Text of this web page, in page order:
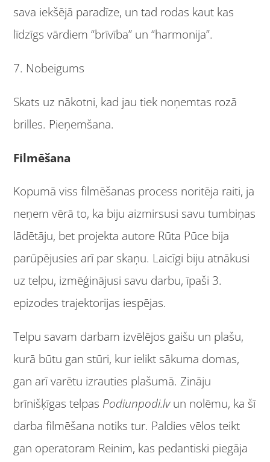
sava iekšējā paradīze, un tad rodas kaut kas
līdzīgs vārdiem “brīvība” un “harmonija”.
7. Nobeigums
Skats uz nākotni, kad jau tiek noņemtas rozā
brilles. Pieņemšana.
Filmēšana
Kopumā viss filmēšanas process noritēja raiti, ja
neņem vērā to, ka biju aizmirsusi savu tumbiņas
lādētāju, bet projekta autore Rūta Pūce bija
parūpējusies arī par skaņu. Laicīgi biju atnākusi
uz telpu, izmēģinājusi savu darbu, īpaši 3.
epizodes trajektorijas iespējas.
Telpu savam darbam izvēlējos gaišu un plašu,
kurā būtu gan stūri, kur ielikt sākuma domas,
gan arī varētu izrauties plašumā. Zināju
brīnišķīgas telpas Podiunpodi.lvun nolēmu, ka šī
darba filmēšana notiks tur. Paldies vēlos teikt
gan operatoram Reinim, kas pedantiski piegāja